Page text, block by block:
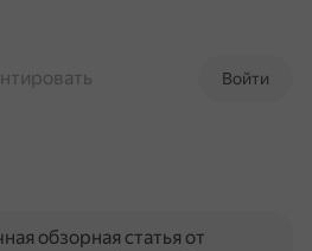
Войти
обзорная статья от